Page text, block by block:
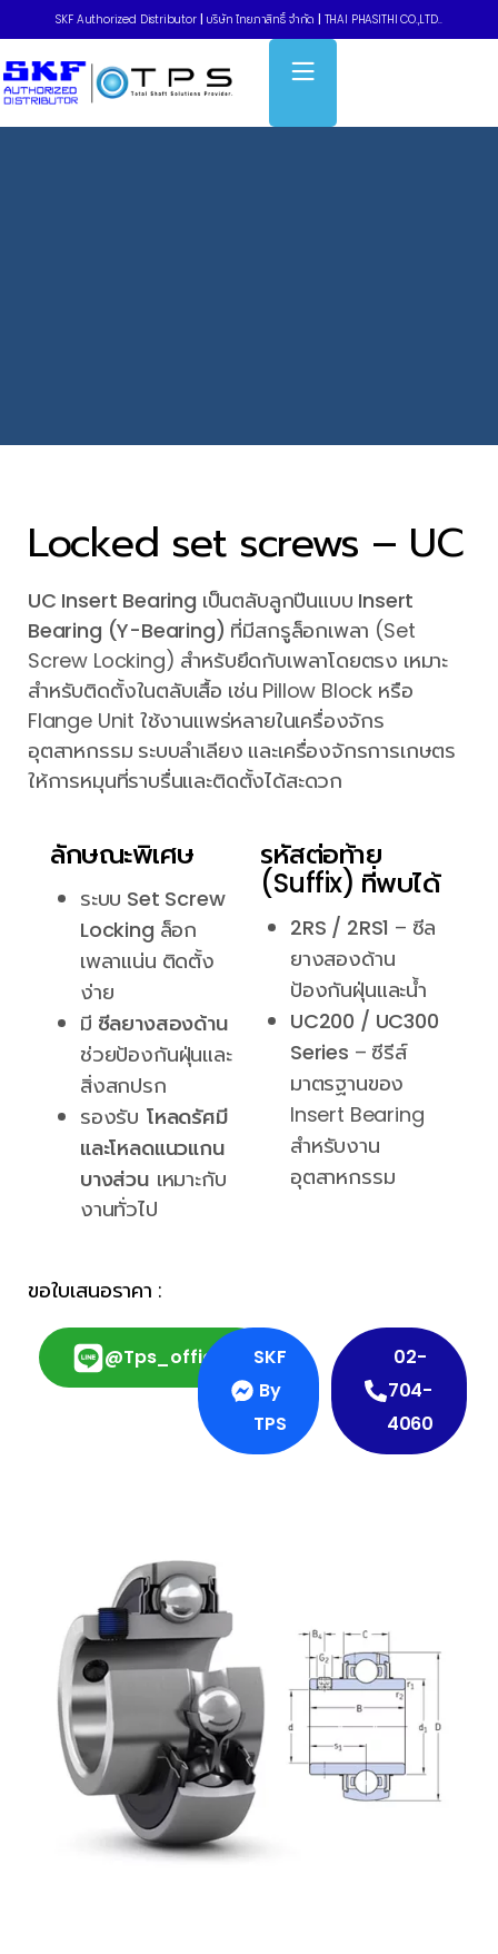
SKF Authorized Distributor บริษัท ไทยภาสิทธิ์ จำกัด THAI PHASITHI CO.,LTD..
Home » Locked set screws – UC
Locked set screws – UC
UC Insert Bearing เป็นตลับลูกปืนแบบ Insert
Bearing (Y-Bearing) ที่มีสกรูล็อกเพลา (Set
Screw Locking) สำหรับยึดกับเพลาโดยตรง เหมาะ
สำหรับติดตั้งในตลับเสื้อ เช่น Pillow Block หรือ
Flange Unit ใช้งานแพร่หลายในเครื่องจักร
อุตสาหกรรม ระบบลำเลียง และเครื่องจักรการเกษตร
ให้การหมุนที่ราบรื่นและติดตั้งได้สะดวก
ลักษณะพิเศษ
ระบบ Set Screw
Locking ล็อก
เพลาแน่น ติดตั้ง
ง่าย
มี ซีลยางสองด้าน
ช่วยป้องกันฝุ่นและ
สิ่งสกปรก
รองรับ โหลดรัศมี
และโหลดแนวแกน
บางส่วนเหมาะกับ
งานทั่วไป
รหัสต่อท้าย
(Suffix) ที่พบได้
2RS / 2RS1 – ซีล
ยางสองด้าน
ป้องกันฝุ่นและน้ำ
UC200 / UC300
Series – ซีรีส์
มาตรฐานของ
Insert Bearing
สำหรับงาน
อุตสาหกรรม
ขอใบเสนอราคา :
@tps_official
SKF
By
TPS
02-
704-
4060